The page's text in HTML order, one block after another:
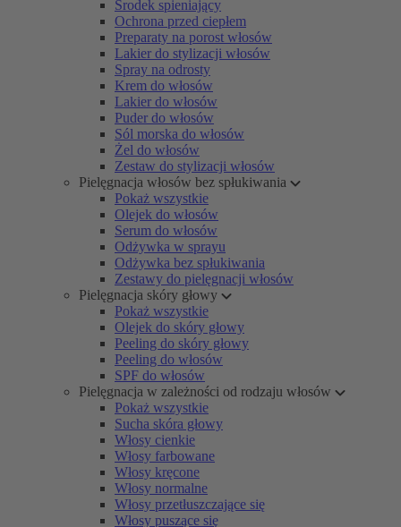
Środek spieniający
Ochrona przed ciepłem
Preparaty na porost włosów
Lakier do stylizacji włosów
Spray na odrosty
Krem do włosów
Lakier do włosów
Puder do włosów
Sól morska do włosów
Żel do włosów
Zestaw do stylizacji włosów
Pielęgnacja włosów bez spłukiwania
Pokaż wszystkie
Olejek do włosów
Serum do włosów
Odżywka w sprayu
Odżywka bez spłukiwania
Zestawy do pielęgnacji włosów
Pielęgnacja skóry głowy
Pokaż wszystkie
Olejek do skóry głowy
Peeling do skóry głowy
Peeling do włosów
SPF do włosów
Pielęgnacja w zależności od rodzaju włosów
Pokaż wszystkie
Sucha skóra głowy
Włosy cienkie
Włosy farbowane
Włosy kręcone
Włosy normalne
Włosy przetłuszczające się
Włosy puszące się